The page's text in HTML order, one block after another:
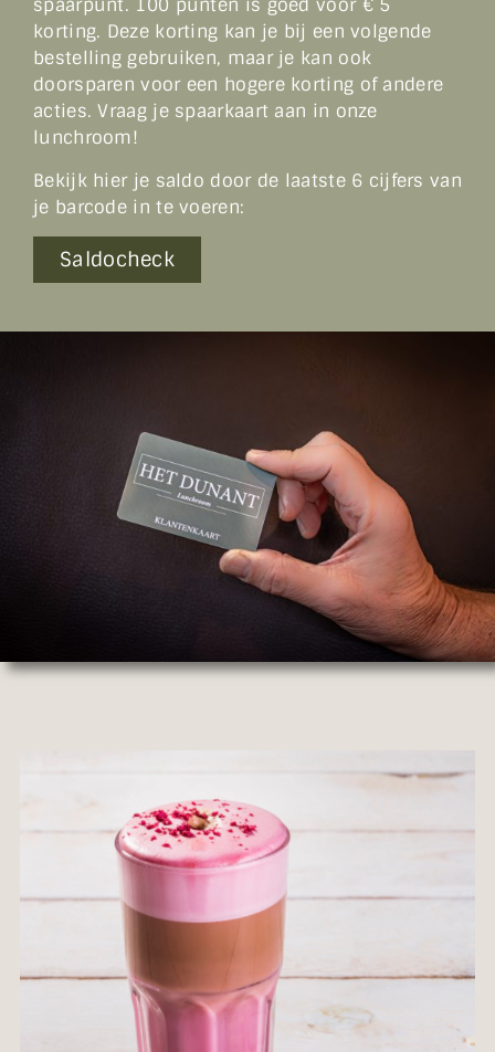
spaarpunt. 100 punten is goed voor € 5
korting. Deze korting kan je bij een volgende
bestelling gebruiken, maar je kan ook
doorsparen voor een hogere korting of andere
acties. Vraag je spaarkaart aan in onze
lunchroom!
Bekijk hier je saldo door de laatste 6 cijfers van
je barcode in te voeren:
Saldocheck